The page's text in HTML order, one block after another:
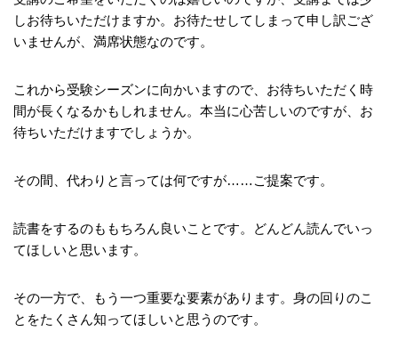
しお待ちいただけますか。お待たせしてしまって申し訳ござ
いませんが、満席状態なのです。
これから受験シーズンに向かいますので、お待ちいただく時
間が長くなるかもしれません。本当に心苦しいのですが、お
待ちいただけますでしょうか。
その間、代わりと言っては何ですが……ご提案です。
読書をするのももちろん良いことです。どんどん読んでいっ
てほしいと思います。
その一方で、もう一つ重要な要素があります。身の回りのこ
とをたくさん知ってほしいと思うのです。